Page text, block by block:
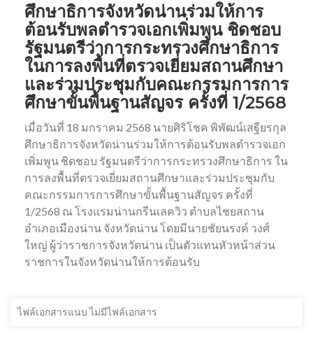
ศึกษาธิการจังหวัดน่านร่วมให้การ
ต้อนรับพลตำรวจเอกเพิ่มพูน ชิดชอบ
รัฐมนตรีว่าการกระทรวงศึกษาธิการ
ในการลงพื้นที่ตรวจเยี่ยมสถานศึกษา
และร่วมประชุมกับคณะกรรมการการ
ศึกษาขั้นพื้นฐานสัญจร ครั้งที่ 1/2568
เมื่อวันที่ 18 มกราคม 2568 นายศิริโชค พิพัฒน์เสฐียรกุล
ศึกษาธิการจังหวัดน่านร่วมให้การต้อนรับพลตำรวจเอก
เพิ่มพูน ชิดชอบ รัฐมนตรีว่าการกระทรวงศึกษาธิการ ใน
การลงพื้นที่ตรวจเยี่ยมสถานศึกษาและร่วมประชุมกับ
คณะกรรมการการศึกษาขั้นพื้นฐานสัญจร ครั้งที่
1/2568 ณ โรงแรมน่านกรีนเลควิว ตำบลไชยสถาน
อำเภอเมืองน่าน จังหวัดน่าน โดยมีนายชัยนรงค์ วงศ์
ใหญ่ ผู้ว่าราชการจังหวัดน่าน เป็นตัวแทนหัวหน้าส่วน
ราชการในจังหวัดน่านให้การต้อนรับ
ไฟล์เอกสารแนบ ไม่มีไฟล์เอกสาร